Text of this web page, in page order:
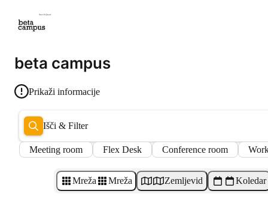
beta campus
Prikaži informacije
Išči & Filter
Meeting room Flex Desk Conference room
Mreža Mreža Zemljevid Koledar